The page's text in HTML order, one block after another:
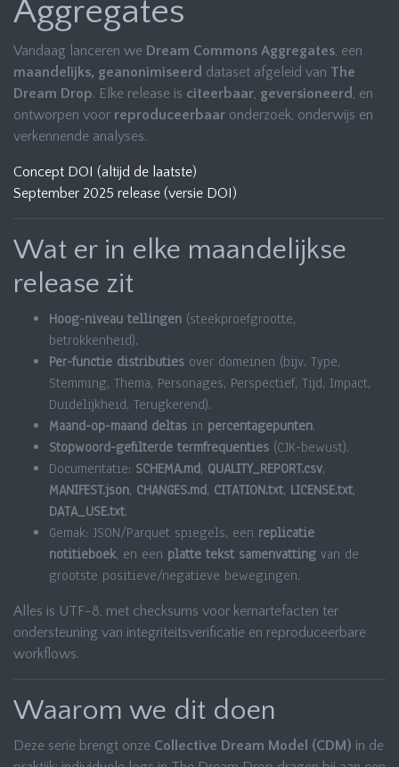
Aggregates
Vandaag lanceren we Dream Commons Aggregates, een
maandelijks, geanonimiseerd dataset afgeleid van The
Dream Drop. Elke release is citeerbaar, geversioneerd , en
ontworpen voor reproduceerbaar onderzoek, onderwijs en
verkennende analyses.
Concept DOI (altijd de laatste)
September 2025 release (versie DOI)
Wat er in elke maandelijkse
release zit
Hoog-niveau tellingen (steekproefgrootte,
betrokkenheid).
Per-functie distributies over domeinen (bijv. Type,
Stemming, Thema, Personages, Perspectief, Tijd, Impact,
Duidelijkheid, Terugkerend).
Maand-op-maand deltas in percentagepunten.
Stopwoord-gefilterde termfrequenties (CJK-bewust).
Documentatie: SCHEMA.md, QUALITY_REPORT.csv,
MANIFEST.json, CHANGES.md, CITATION.txt, LICENSE.txt,
DATA_USE.txt.
Gemak: JSON/Parquet spiegels, een replicatie
notitieboek, en een platte tekst samenvatting van de
grootste positieve/negatieve bewegingen.
Alles is UTF-8, met checksums voor kernartefacten ter
ondersteuning van integriteitsverificatie en reproduceerbare
workflows.
Waarom we dit doen
Deze serie brengt onze Collective Dream Model (CDM) in de